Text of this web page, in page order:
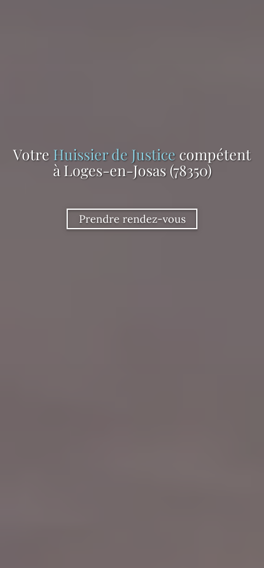
Votre Huissier de Justice compétent
à Loges-en-Josas (78350)
Prendre rendez-vous